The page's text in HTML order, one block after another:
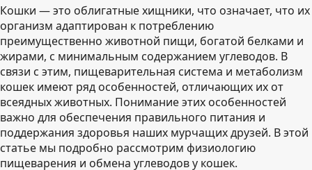
Кошки — это облигатные хищники, что означает, что их
организм адаптирован к потреблению
преимущественно животной пищи, богатой белками и
жирами, с минимальным содержанием углеводов. В
связи с этим, пищеварительная система и метаболизм
кошек имеют ряд особенностей, отличающих их от
всеядных животных. Понимание этих особенностей
важно для обеспечения правильного питания и
поддержания здоровья наших мурчащих друзей. В этой
статье мы подробно рассмотрим физиологию
пищеварения и обмена углеводов у кошек.